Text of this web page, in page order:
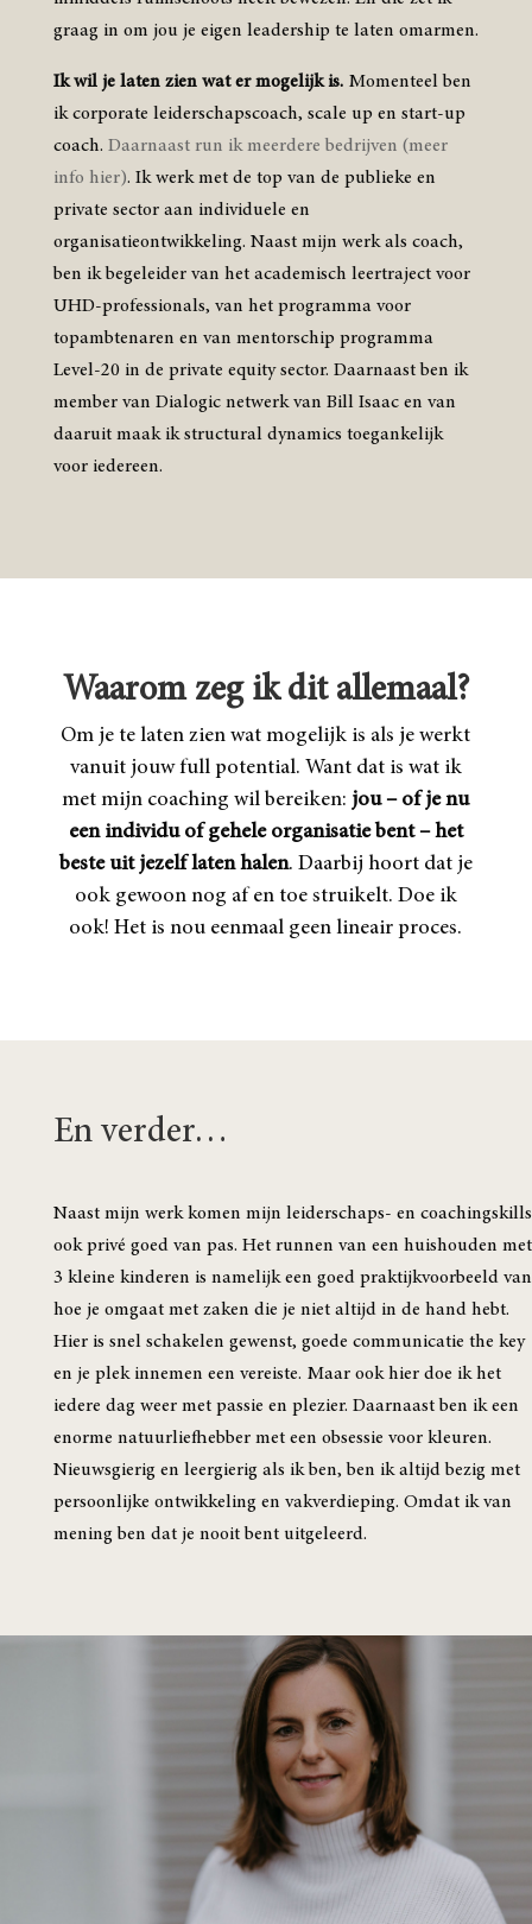
graag in om jou je eigen leadership te laten omarmen.
Ik wil je laten zien wat er mogelijk is.Momenteel ben
ik corporate leiderschapscoach, scale up en start-up
coach. Daarnaast run ik meerdere bedrijven (meer
info hier). Ik werk met de top van de publieke en
private sector aan individuele en
organisatieontwikkeling. Naast mijn werk als coach,
ben ik begeleider van het academisch leertraject voor
UHD-professionals, van het programma voor
topambtenaren en van mentorschip programma
Level-20 in de private equity sector. Daarnaast ben ik
member van Dialogic netwerk van Bill Isaac en van
daaruit maak ik structural dynamics toegankelijk
voor iedereen.
Waarom zeg ik dit allemaal?
Om je te laten zien wat mogelijk is als je werkt
vanuit jouw full potential. Want dat is wat ik
met mijn coaching wil bereiken: jou – of je nu
een individu of gehele organisatie bent – het
beste uit jezelf laten halen. Daarbij hoort dat je
ook gewoon nog af en toe struikelt. Doe ik
ook! Het is nou eenmaal geen lineair proces.
En verder…
Naast mijn werk komen mijn leiderschaps- en coachingskills
ook privé goed van pas. Het runnen van een huishouden met
3 kleine kinderen is namelijk een goed praktijkvoorbeeld van
hoe je omgaat met zaken die je niet altijd in de hand hebt.
Hier is snel schakelen gewenst, goede communicatie the key
en je plek innemen een vereiste. Maar ook hier doe ik het
iedere dag weer met passie en plezier. Daarnaast ben ik een
enorme natuurliefhebber met een obsessie voor kleuren.
Nieuwsgierig en leergierig als ik ben, ben ik altijd bezig met
persoonlijke ontwikkeling en vakverdieping. Omdat ik van
mening ben dat je nooit bent uitgeleerd.